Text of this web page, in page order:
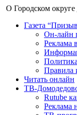
О Городском
Газета
Он-лайн
Реклама
Правила
Читать онлайн
ТВ-
Rutube
Реклама